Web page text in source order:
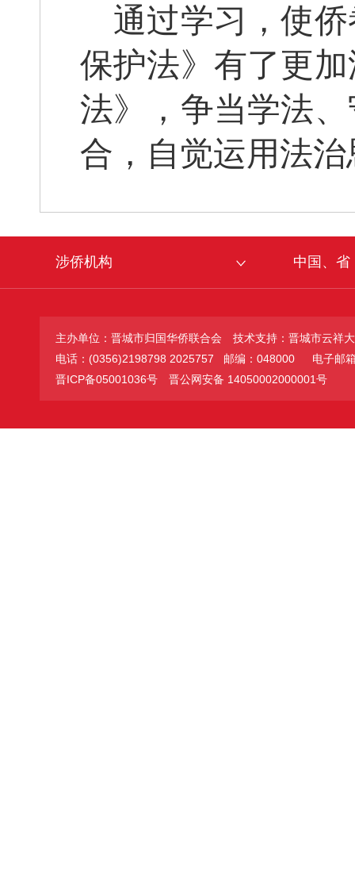
通过学习，使
保护法》有了更
法》，争当学法
合，自觉运用法
涉侨机构 中国、省
主办单位：晋城市归国华侨联合会
技术支持：晋城市云祥
电话：(0356)2198798 2025757 邮编：048000
电子邮
晋ICP备05001036号
晋公网安备 14050002000001号